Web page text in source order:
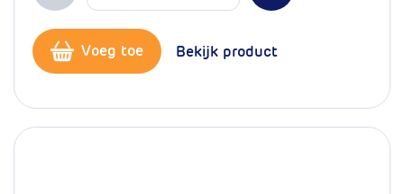
Voeg toe Bekijk product